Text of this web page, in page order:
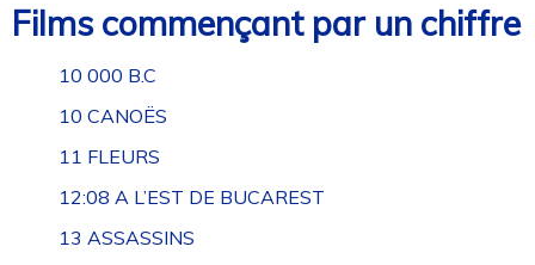
Films commençant par un chiffre
10 000 B.C
10 CANOËS
11 FLEURS
12:08 A L’EST DE BUCAREST
13 ASSASSINS